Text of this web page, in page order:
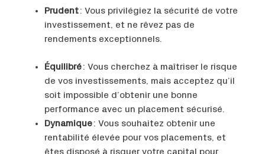
Prudent: Vous privilégiez la sécurité de votre
investissement, et ne rêvez pas de
rendements exceptionnels.
Équilibré: Vous cherchez à maîtriser le risque
de vos investissements, mais acceptez qu’il
soit impossible d’obtenir une bonne
performance avec un placement sécurisé.
Dynamique: Vous souhaitez obtenir une
rentabilité élevée pour vos placements, et
êtes disposé à risquer votre capital pour